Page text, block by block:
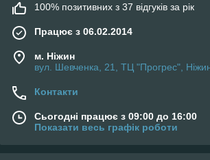
100% позитивних з 37 відгуків за рік
Працює з 06.02.2014
м. Ніжин
вул. Шевченка, 21, ТЦ "Прогрес",
Контакти
Сьогодні працює з 09:00 до 16:00
Показати весь графік роботи